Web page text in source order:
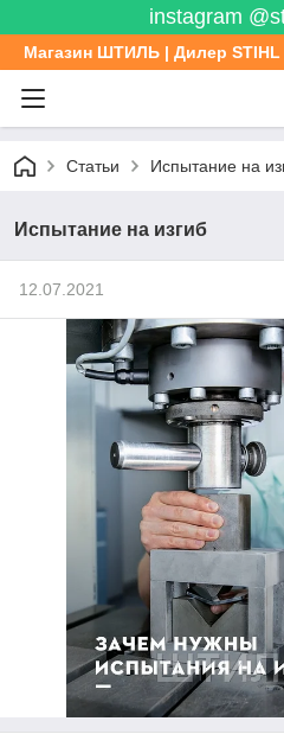
instagram
Магазин ШТИЛЬ | Дилер
Статьи Испытание на
Испытание на изгиб
12.07.2021